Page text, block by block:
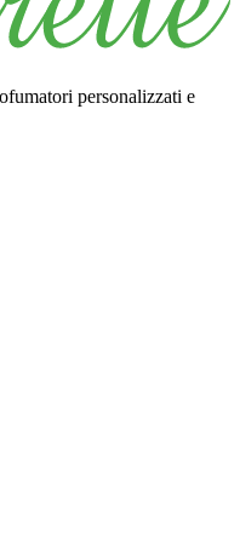
personalizzati e